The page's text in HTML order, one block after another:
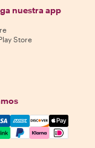
nuestra app
Store
Visa, Amex,